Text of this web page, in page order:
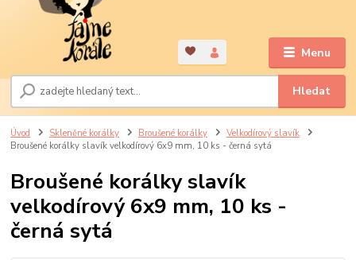
Menu
Hledat
Úvod Skleněné korálky Broušené korálky
Velkodírový slavík
Broušené korálky slavík velkodírový 6x9 mm, 10 ks - černá sytá
Broušené korálky slavík
velkodírový 6x9 mm, 10 ks -
černá sytá